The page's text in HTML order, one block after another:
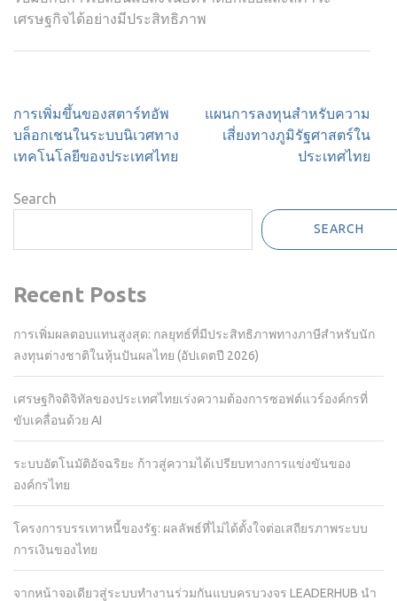
เศรษฐกิจได้อย่างมีประสิทธิภาพ
Post
navigation
การเพิ่มขึ้นของสตาร์ทอัพ
บล็อกเชนในระบบนิเวศทาง
เทคโนโลยีของประเทศไทย
แผนการลงทุนสำหรับความ
เสี่ยงทางภูมิรัฐศาสตร์ใน
ประเทศไทย
Search
SEARCH
Recent Posts
การเพิ่มผลตอบแทนสูงสุด: กลยุทธ์ที่มีประสิทธิภาพทางภาษีสำหรับนัก
ลงทุนต่างชาติในหุ้นปันผลไทย (อัปเดตปี 2026)
เศรษฐกิจดิจิทัลของประเทศไทยเร่งความต้องการซอฟต์แวร์องค์กรที่
ขับเคลื่อนด้วย AI
ระบบอัตโนมัติอัจฉริยะ ก้าวสู่ความได้เปรียบทางการแข่งขันของ
องค์กรไทย
โครงการบรรเทาหนี้ของรัฐ: ผลลัพธ์ที่ไม่ได้ตั้งใจต่อเสถียรภาพระบบ
การเงินของไทย
จากหน้าจอเดียวสู่ระบบทำงานร่วมกันแบบครบวงจร LEADERHUB นำ